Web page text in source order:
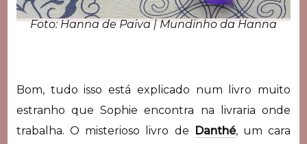
Foto: Hanna de Paiva | Mundinho da Hanna
Bom, tudo isso está explicado num livro muito
estranho que Sophie encontra na livraria onde
trabalha. O misterioso livro de Danthé, um cara